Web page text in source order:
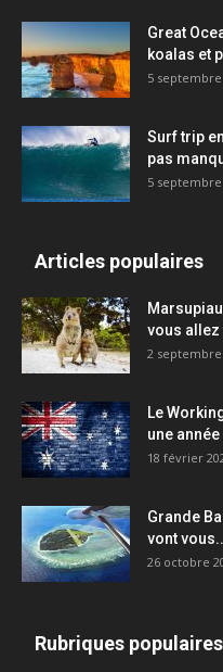
Great
koalas et
5 septembre
Surf trip
pas
5 septembre
Articles populaires
vous
2 septembre
Le
une année
18 février
Grande
vont
26 octobre
Rubriques populaires